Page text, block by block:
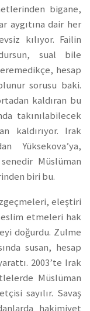
bigane,
aygıtına dair her
kılıyor. Failin
sual bile
hesap
sorusu baki.
kaldıran bu
takınılabilecek
kaldırıyor. Irak
Yüksekova’ya,
Müslüman
biri bu.
eleştiri
etmeleri hak
doğurdu. Zulme
susan, hesap
2003’te Irak
Müslüman
sayılır. Savaş
hakimiyet